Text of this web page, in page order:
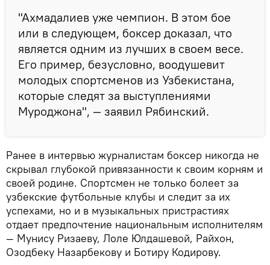
"Ахмадалиев уже чемпион. В этом бое
или в следующем, боксер доказал, что
является одним из лучших в своем весе.
Его пример, безусловно, воодушевит
молодых спортсменов из Узбекистана,
которые следят за выступлениями
Муроджона", — заявил Рябинский.
Ранее в интервью журналистам боксер никогда не
скрывал глубокой привязанности к своим корням и
своей родине. Спортсмен не только болеет за
узбекские футбольные клубы и следит за их
успехами, но и в музыкальных пристрастиях
отдает предпочтение национальным исполнителям
— Мунису Ризаеву, Лоле Юлдашевой, Райхон,
Озодбеку Назарбекову и Ботиру Кодирову.